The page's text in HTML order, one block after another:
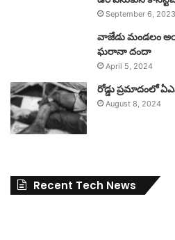
September 6, 2023
వాజేడు మండలం
ఘరానా దందా
April 5, 2024
రోడ్డు ప్రమాదంలో
August 8, 2024
Recent Tech News